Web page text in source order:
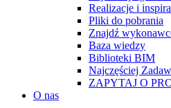
Realizacje i
Pliki do pobrania
Znajdź
Baza wiedzy
Biblioteki BIM
Najczęściej
ZAPYTAJ O
O nas